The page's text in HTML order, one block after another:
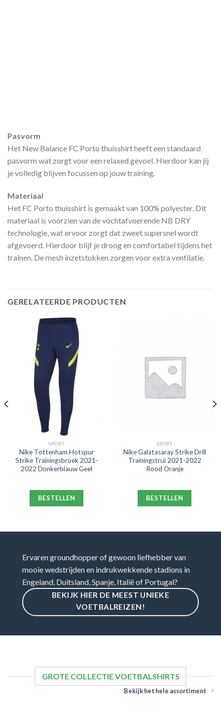
Pasvorm
Het New Balance FC Porto thuisshirt heeft een standaard
pasvorm wat zorgt voor een relaxed gevoel. Hierdoor kan jij
je volledig blijven focussen op jouw training.
Materiaal
Het FC Porto thuisshirt is gemaakt van 100% polyester. Dit
materiaal is voorzien van de vochtafvoerende NB DRY
technologie, wat ervoor zorgt dat zweet supersnel wordt
afgevoerd. Hierdoor blijf je droog en comfortabel tijdens het
trainen. De mesh inzetstukken zorgen voor extra ventilatie.
GERELATEERDE PRODUCTEN
SPORT
Nike Tottenham Hotspur
Strike Trainingsbroek 2021-
2022 Donkerblauw Geel
BESTELLEN
SPORT
Nike Galatasaray Strike Drill
Trainingstrui 2021-2022
Rood Oranje
BESTELLEN
Ervaren groundhopper of gewoon liefhebber van
mooie wedstrijden en indrukwekkende stadions in
Engeland, Duitsland, Spanje, Italië of Portugal?
BEKIJK HIER DE MEEST UNIEKE
VOETBALREIZEN!
GROTE COLLECTIE VOETBALSHIRTS
Bekijk het hele assortiment